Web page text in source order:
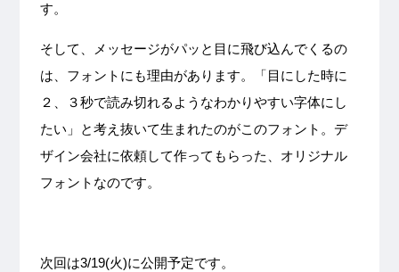
す。
そして、メッセージがパッと目に飛び込んでくるの
は、フォントにも理由があります。「目にした時に
２、３秒で読み切れるようなわかりやすい字体にし
たい」と考え抜いて生まれたのがこのフォント。デ
ザイン会社に依頼して作ってもらった、オリジナル
フォントなのです。
次回は3/19(火)に公開予定です。